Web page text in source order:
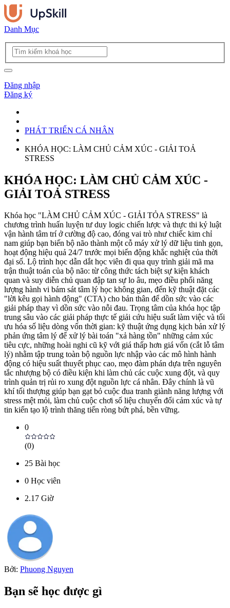
Danh Mục
Đăng nhập
Đăng ký
PHÁT TRIỂN CÁ NHÂN
KHÓA HỌC: LÀM CHỦ CẢM XÚC - GIẢI TOẢ
STRESS
KHÓA HỌC: LÀM CHỦ CẢM XÚC -
GIẢI TOẢ STRESS
Khóa học "LÀM CHỦ CẢM XÚC - GIẢI TỎA STRESS" là
chương trình huấn luyện tư duy logic chiến lược và thực thi kỷ luật
vận hành tâm trí ở cường độ cao, đóng vai trò như chiếc kim chỉ
nam giúp bạn biến bộ não thành một cỗ máy xử lý dữ liệu tinh gọn,
hoạt động hiệu quả 24/7 trước mọi biến động khắc nghiệt của thời
đại số. Lộ trình học dẫn dắt học viên đi qua quy trình giải mã ma
trận thuật toán của bộ não: từ công thức tách biệt sự kiện khách
quan và suy diễn chủ quan đập tan sự lo âu, mẹo điều phối năng
lượng hành vi bám sát tâm lý học không gian, đến kỹ thuật đặt các
"lời kêu gọi hành động" (CTA) cho bản thân để dồn sức vào các
giải pháp thay vì dồn sức vào nỗi đau. Trọng tâm của khóa học tập
trung sâu vào các giải pháp thực tế giải cứu hiệu suất làm việc và tối
ưu hóa số liệu dòng vốn thời gian: kỹ thuật ứng dụng kịch bản xử lý
phản ứng tâm lý để xử lý bài toán "xả hàng tồn" những cảm xúc
tiêu cực, những hoài nghi cũ kỹ với giá thấp hơn giá vốn (cắt lỗ tâm
lý) nhằm tập trung toàn bộ nguồn lực nhập vào các mô hình hành
động có hiệu suất thuyết phục cao, mẹo đàm phán dựa trên nguyên
tắc nhượng bộ có điều kiện khi làm chủ các cuộc xung đột, và quy
trình quản trị rủi ro xung đột nguồn lực cá nhân. Đây chính là vũ
khí tối thượng giúp bạn gạt bỏ cuộc đua tranh giành năng lượng với
stress mệt mỏi, làm chủ cuộc chơi số liệu chuyển đổi cảm xúc và tự
tin kiến tạo lộ trình thăng tiến ròng bứt phá, bền vững.
0
(0)
25 Bài học
0 Học viên
2.17 Giờ
Bởi: Phuong Nguyen
Bạn sẽ học được gì